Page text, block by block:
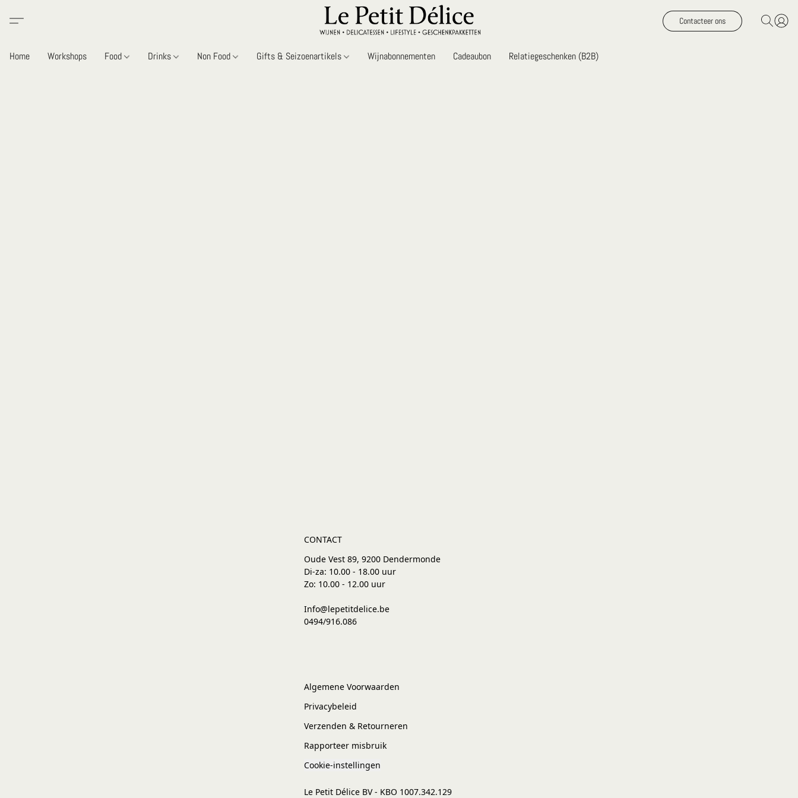
Contacteer ons
Home Workshops Food Drinks Non Food Gifts & Seizoenartikels Wijnabonnementen Cadeaubon Relatiegeschenken (B2B)
CONTACT
Oude Vest 89, 9200 Dendermonde
Di-za: 10.00 - 18.00 uur
Zo: 10.00 - 12.00 uur
Info@lepetitdelice.be
0494/916.086
Algemene Voorwaarden
Privacybeleid
Verzenden & Retourneren
Rapporteer misbruik
Cookie-instellingen
Le Petit Délice BV - KBO 1007.342.129